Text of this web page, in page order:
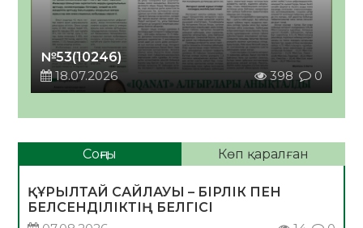
№53(10246)
18.07.2026
398 0
Соңғы Көп қаралған
ҚҰРЫЛТАЙ САЙЛАУЫ – БІРЛІК ПЕН
БЕЛСЕНДІЛІКТІҢ БЕЛГІСІ